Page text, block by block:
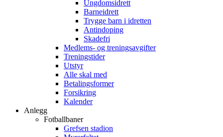
Ungdomsidrett
Barneidrett
Trygge barn i idretten
Antindoping
Skadefri
Medlems- og treningsavgifter
Treningstider
Utstyr
Alle skal med
Betalingsformer
Forsikring
Kalender
Anlegg
Fotballbaner
Grefsen stadion